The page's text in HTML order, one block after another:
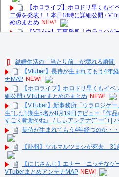
結婚生活の「当たり前」が壊れる瞬間
【Vtuber】長侍が生まれてもう4年
ナMAP NEW!
【ホロライブ】ホロドリ早くもイ
細公開 / VTuberまとめのまとめ NEW!
【VTuber】新事務所「ウラロジゲ
生”した1期生5名が8月19日デビュー『作
すごく斬新やね』 / しぃアンテナ(*ﾟーﾟ) |
長侍が生まれてもう4年経つのか・
【訃報】ツルマルツヨシが死去 31
【にじさんじ】エナー「ニッチな
VTuberまとめアンテナMAP NEW!